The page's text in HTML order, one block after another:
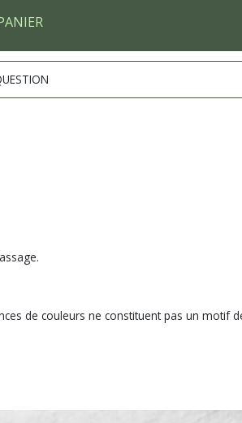
de couleurs ne constituent pas un motif